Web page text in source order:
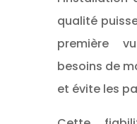
qualité
première
besoins de
et évite les